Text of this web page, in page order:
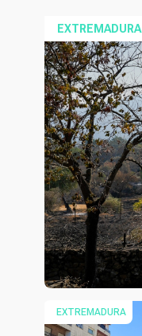
EXTREMADURA
EXTREMADURA